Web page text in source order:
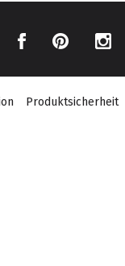
Facebook
Produktsicherheit